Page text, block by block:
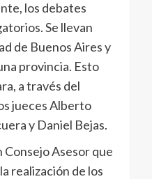
los debates
Se llevan
de Buenos Aires y
provincia. Esto
a través del
jueces Alberto
y Daniel Bejas.
Consejo Asesor que
realización de los